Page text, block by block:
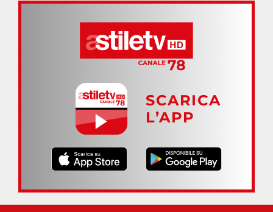
SCARICA
L’APP